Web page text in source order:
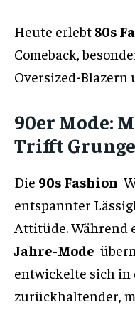
Heute erlebt 80s
Comeback,
Oversized-Blazern
90er Mode:
Trifft Grunge
Die 90s Fashion
entspannter
Attitüde. Während
Jahre-Mode
entwickelte sich in
zurückhaltender,